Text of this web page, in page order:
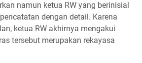
namun ketua RW yang berinisial
dengan detail. Karena
ketua RW akhirnya mengakui
tersebut merupakan rekayasa